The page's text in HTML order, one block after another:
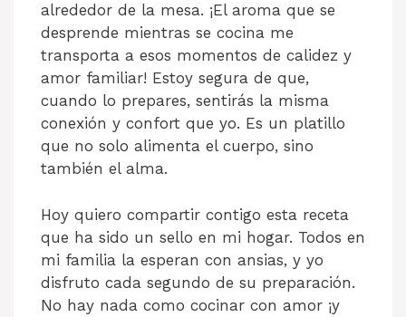
alrededor de la mesa. ¡El aroma que se
desprende mientras se cocina me
transporta a esos momentos de calidez y
amor familiar! Estoy segura de que,
cuando lo prepares, sentirás la misma
conexión y confort que yo. Es un platillo
que no solo alimenta el cuerpo, sino
también el alma.
Hoy quiero compartir contigo esta receta
que ha sido un sello en mi hogar. Todos en
mi familia la esperan con ansias, y yo
disfruto cada segundo de su preparación.
No hay nada como cocinar con amor ¡y